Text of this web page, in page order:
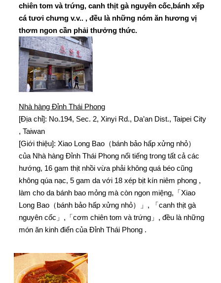
chiên tom và trứng, canh thịt gà nguyên cốc,bánh xếp
cá tươi chưng v.v.. , đều là những nóm ăn hương vị
thơm ngon cần phải thưởng thức.
Nhà hàng Đỉnh Thái Phong
[Địa chỉ]: No.194, Sec. 2, Xinyi Rd., Da’an Dist., Taipei City
, Taiwan
[Giới thiệu]: Xiao Long Bao（bánh bảo hấp xửng nhỏ）
của Nhà hàng Đỉnh Thái Phong nổi tiếng trong tất cả các
hướng, 16 gam thịt nhồi vừa phải không quá béo cũng
không qúa nạc, 5 gam da với 18 xép bịt kín niêm phong ,
làm cho da bánh bao mỏng mà còn ngon miệng,「Xiao
Long Bao（bánh bảo hấp xửng nhỏ）」, 「canh thịt gà
nguyên cốc」,「cơm chiên tom và trứng」, đều là những
món ăn kinh điển của Đỉnh Thái Phong .